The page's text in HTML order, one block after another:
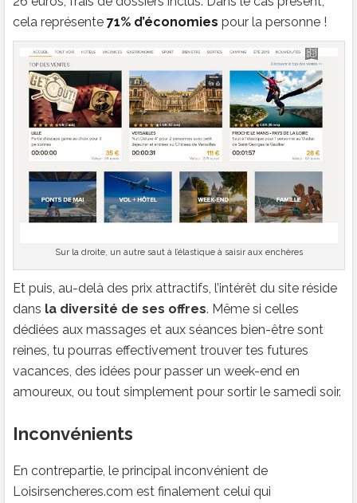
cela représente 71% d’économies pour la personne !
Sur la droite, un autre saut à l’élastique à saisir aux enchères
Et puis, au-delà des prix attractifs, l’intérêt du site réside
dans la diversité de ses offres. Même si celles
dédiées aux massages et aux séances bien-être sont
reines, tu pourras effectivement trouver tes futures
vacances, des idées pour passer un week-end en
amoureux, ou tout simplement pour sortir le samedi soir.
Inconvénients
En contrepartie, le principal inconvénient de
Loisirsencheres.com est finalement celui qui